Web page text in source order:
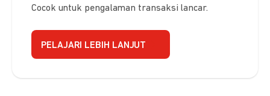
Cocok untuk pengalaman transaksi lancar.
PELAJARI LEBIH LANJUT